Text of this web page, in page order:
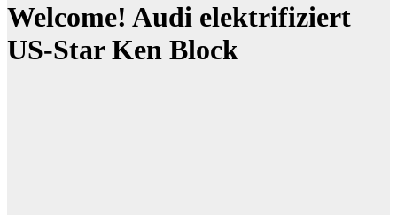
Welcome! Audi elektrifiziert
US-Star Ken Block